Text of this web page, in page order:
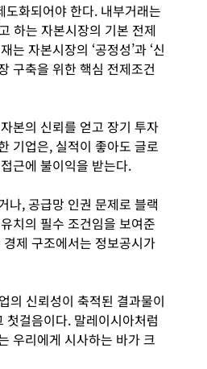
화되어야 한다. 내부거래는
하는 자본시장의 기본 전제
자본시장의 ‘공정성’과 ‘신
구축을 위한 핵심 전제조건
본의 신뢰를 얻고 장기 투자
기업은, 실적이 좋아도 글로
근에 불이익을 받는다.
나, 공급망 인권 문제로 블랙
치의 필수 조건임을 보여준
제 구조에서는 정보공시가
의 신뢰성이 축적된 결과물이
첫걸음이다. 말레이시아처럼
우리에게 시사하는 바가 크